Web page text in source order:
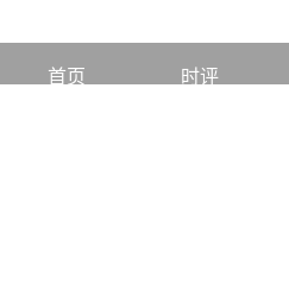
首页 时评